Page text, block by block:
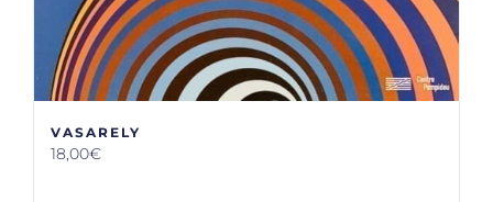
VASARELY
18,00€